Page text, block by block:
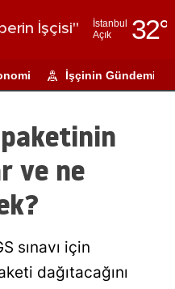
İşçisi"
İstanbul
Açık
32°
Adıyaman
Ağrı
Artvin
İşçinin Gündemi
paketinin
ve ne
sınavı için
dağıtacağını